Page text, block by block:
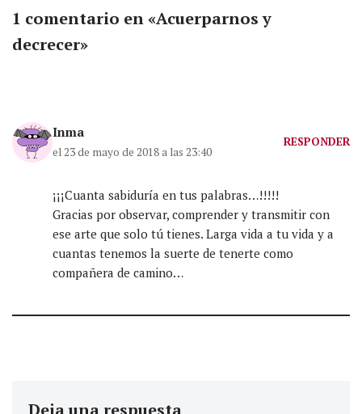
1 comentario en «Acuerparnos y
decrecer»
Inma
el 23 de mayo de 2018 a las 23:40
RESPONDER
¡¡¡Cuanta sabiduría en tus palabras…!!!!!
Gracias por observar, comprender y transmitir con
ese arte que solo tú tienes. Larga vida a tu vida y a
cuantas tenemos la suerte de tenerte como
compañera de camino…
Deja una respuesta